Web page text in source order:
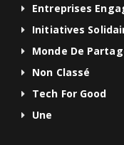
Entreprises
Initiatives
Monde De
Non Classé
Tech For Good
Une